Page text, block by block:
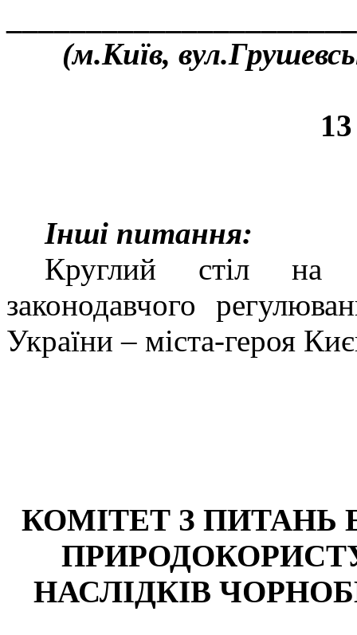
(м.Київ,
13
Інші питання:
Круглий стіл на
законодавчого
України – міста-героя
КОМІТЕТ З ПИТАНЬ
НАСЛІДКІВ